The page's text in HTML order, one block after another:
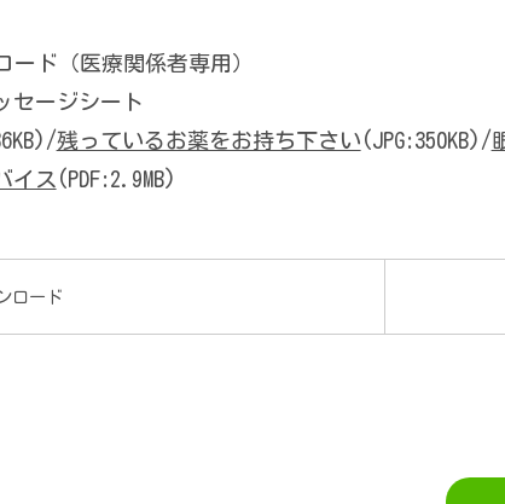
ド（医療関係者専用）
セージシート
残っているお薬をお持ち下さい (JPG:350KB)/
イス (PDF:2.9MB)
ロード